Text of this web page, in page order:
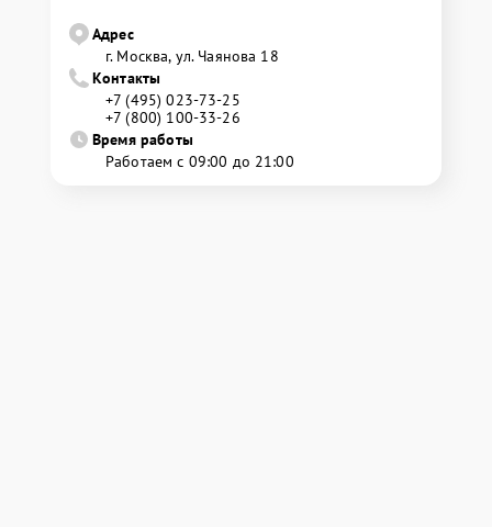
Адрес
г. Москва, ул. Чаянова 18
Контакты
+7 (495) 023-73-25
+7 (800) 100-33-26
Время работы
Работаем с 09:00 до 21:00